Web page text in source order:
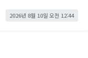
2026년 8월 10일 오전 12:44